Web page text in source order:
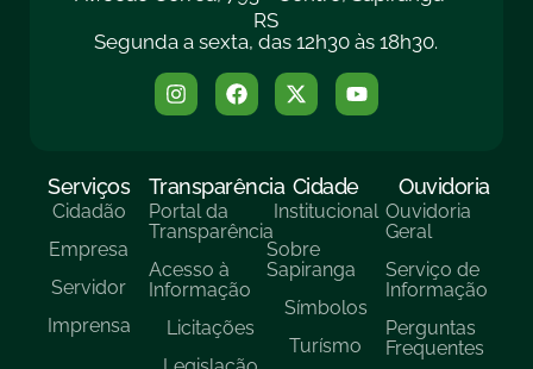
RS
Segunda a sexta, das 12h30 às 18h30.
Serviços
Cidadão
Empresa
Servidor
Imprensa
Transparência
Portal da
Transparência
Acesso à
Informação
Licitações
Cidade
Institucional
Sobre
Sapiranga
Símbolos
Turísmo
Ouvidoria
Ouvidoria
Geral
Serviço de
Informação
Perguntas
Frequentes